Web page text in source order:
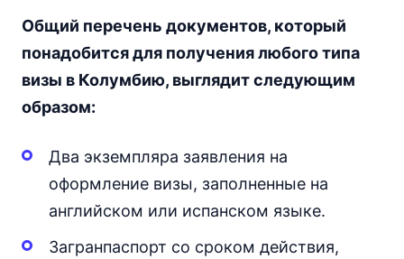
Общий перечень документов, который
понадобится для получения любого типа
визы в Колумбию, выглядит следующим
образом:
Два экземпляра заявления на
оформление визы, заполненные на
английском или испанском языке.
Загранпаспорт со сроком действия,